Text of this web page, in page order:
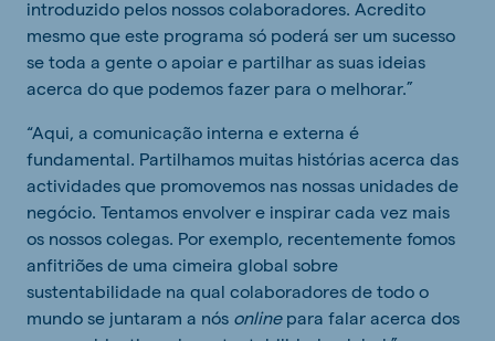
introduzido pelos nossos colaboradores. Acredito
mesmo que este programa só poderá ser um sucesso
se toda a gente o apoiar e partilhar as suas ideias
acerca do que podemos fazer para o melhorar.”
“Aqui, a comunicação interna e externa é
fundamental. Partilhamos muitas histórias acerca das
actividades que promovemos nas nossas unidades de
negócio. Tentamos envolver e inspirar cada vez mais
os nossos colegas. Por exemplo, recentemente fomos
anfitriões de uma cimeira global sobre
sustentabilidade na qual colaboradores de todo o
mundo se juntaram a nós onlinepara falar acerca dos